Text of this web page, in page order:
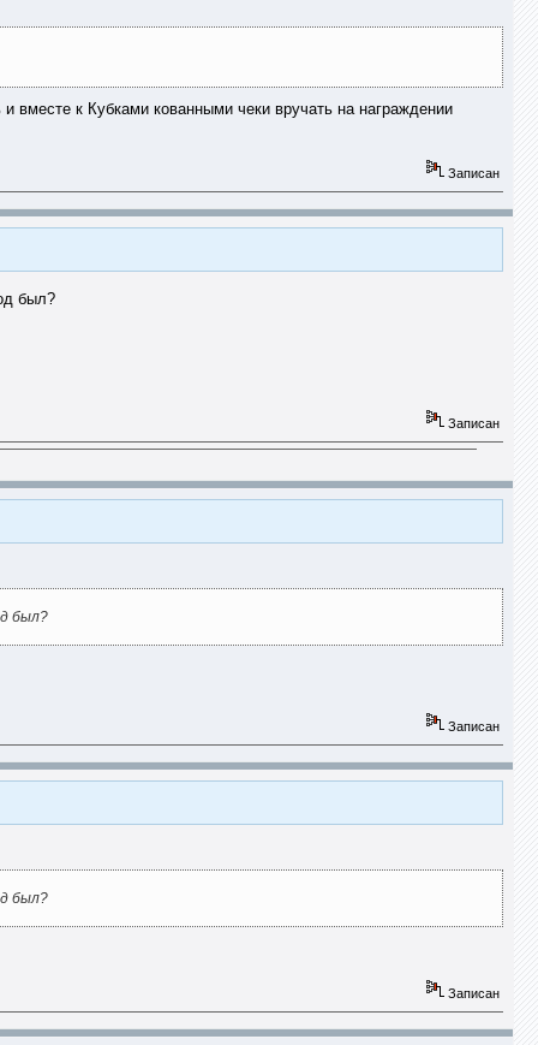
вместе к Кубками кованными чеки вручать на награждении
Записан
был?
Записан
был?
Записан
был?
Записан